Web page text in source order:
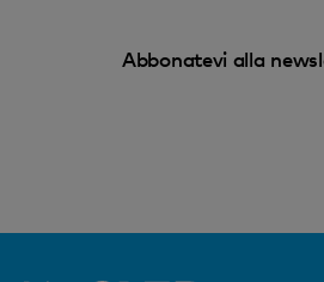
Abbonatevi alla